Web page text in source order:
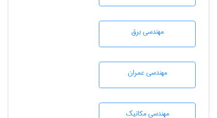
مهندسی برق
مهندسی عمران
مهندسی مکانیک